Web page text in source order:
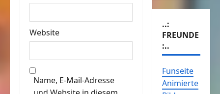
Website
Name, E-Mail-Adresse
..:
FREUNDE
:..
Funseite
Animierte